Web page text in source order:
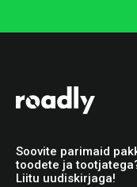
Soovite parimaid
toodete ja
Liitu uudiskirjaga!